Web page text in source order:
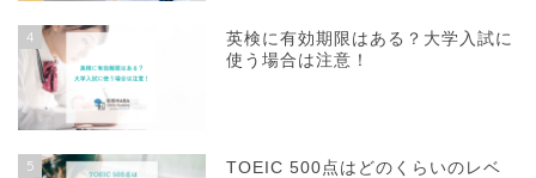
4
英検に有効期限はある？大学入試に
使う場合は注意！
5
TOEIC 500点はどのくらいのレベ